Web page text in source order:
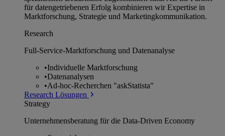
für datengetriebenen Erfolg kombinieren wir Expertise in
Marktforschung, Strategie und Marketingkommunikation.
Research
Full-Service-Marktforschung und Datenanalyse
•Individuelle Marktforschung
•Datenanalysen
•Ad-hoc-Recherchen "askStatista"
Research Lösungen
Strategy
Unternehmens­beratung für die Data-Driven Economy